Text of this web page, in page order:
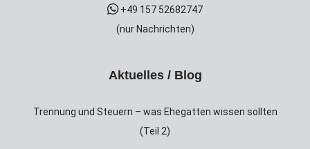
+49 157 52682747
(nur Nachrichten)
Aktuelles / Blog
Trennung und Steuern – was Ehegatten wissen sollten
(Teil 2)